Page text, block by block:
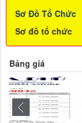
Sơ Đồ Tổ Chức
Sơ đồ tổ chức
Bảng giá